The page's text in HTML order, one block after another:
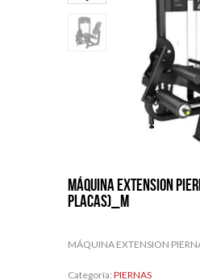
MÁQUINA EXTENSION
PLACAS)_M
MÁQUINA EXTENSION
Categoría: PIERNAS